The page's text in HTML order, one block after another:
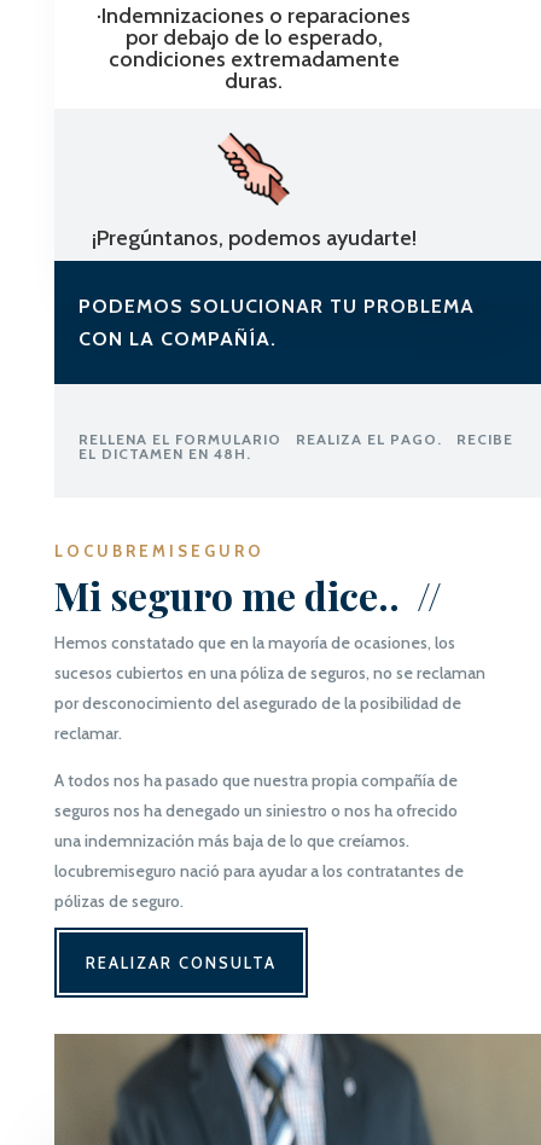
·Indemnizaciones o reparaciones
por debajo de lo esperado,
condiciones extremadamente
duras.
¡Pregúntanos, podemos ayudarte!
PODEMOS SOLUCIONAR TU PROBLEMA
CON LA COMPAÑÍA.
RELLENA EL FORMULARIO REALIZA EL PAGO. RECIBE
EL DICTAMEN EN 48H.
LOCUBREMISEGURO
Mi seguro me dice.. //
Hemos constatado que en la mayoría de ocasiones, los
sucesos cubiertos en una póliza de seguros, no se reclaman
por desconocimiento del asegurado de la posibilidad de
reclamar.
A todos nos ha pasado que nuestra propia compañía de
seguros nos ha denegado un siniestro o nos ha ofrecido
una indemnización más baja de lo que creíamos.
locubremiseguro nació para ayudar a los contratantes de
pólizas de seguro.
REALIZAR CONSULTA